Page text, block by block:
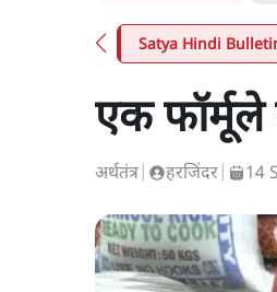
Satya Hindi
एक फॉर्मूले
अर्थतंत्र हरजिंदर 14